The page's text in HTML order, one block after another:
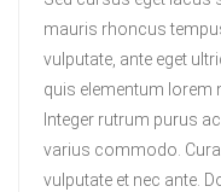
mauris rhoncus
vulputate, ante eget
quis elementum lorem
Integer rutrum purus
varius commodo.
vulputate et nec ante.